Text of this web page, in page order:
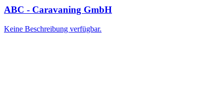
ABC - Caravaning GmbH
Keine Beschreibung verfügbar.